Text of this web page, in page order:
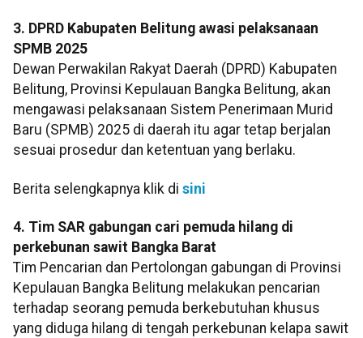
3. DPRD Kabupaten Belitung awasi pelaksanaan
SPMB 2025
Dewan Perwakilan Rakyat Daerah (DPRD) Kabupaten
Belitung, Provinsi Kepulauan Bangka Belitung, akan
mengawasi pelaksanaan Sistem Penerimaan Murid
Baru (SPMB) 2025 di daerah itu agar tetap berjalan
sesuai prosedur dan ketentuan yang berlaku.
Berita selengkapnya klik di sini
4. Tim SAR gabungan cari pemuda hilang di
perkebunan sawit Bangka Barat
Tim Pencarian dan Pertolongan gabungan di Provinsi
Kepulauan Bangka Belitung melakukan pencarian
terhadap seorang pemuda berkebutuhan khusus
yang diduga hilang di tengah perkebunan kelapa sawit